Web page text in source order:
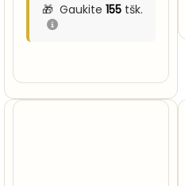
Gaukite 155tšk.